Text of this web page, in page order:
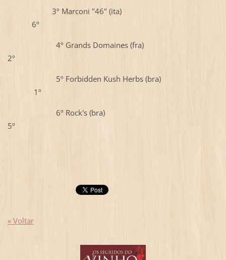
3º Marconi "46" (ita)
6º
4º Grands Domaines (fra)
2º
5º Forbidden Kush Herbs (bra)
1º
6º Rock's (bra)
5º
« Voltar